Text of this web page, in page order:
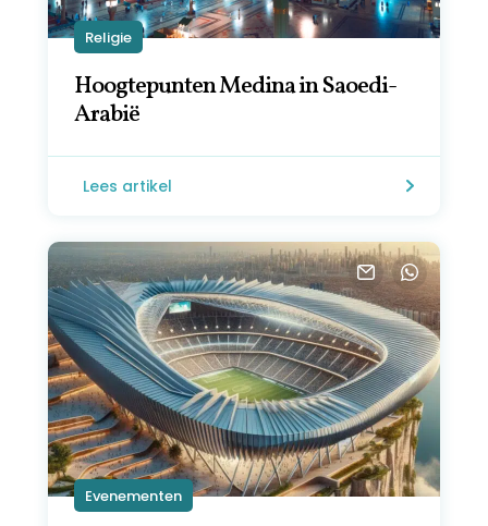
Religie
Hoogtepunten Medina in Saoedi-
Arabië
Lees artikel
Evenementen